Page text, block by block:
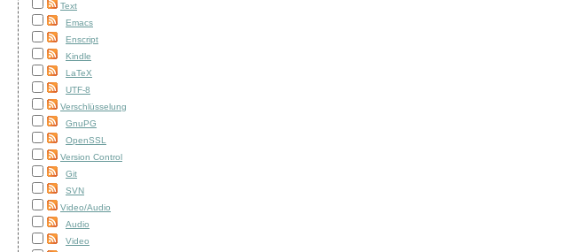
Text
Emacs
Enscript
Kindle
LaTeX
UTF-8
Verschlüsselung
GnuPG
OpenSSL
Version Control
Git
SVN
Video/Audio
Audio
Video